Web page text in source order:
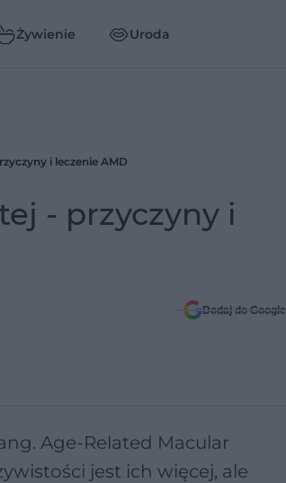
Żywienie Uroda
i leczenie AMD
- przyczyny i
Dodaj do Google
Age-Related Macular
jest ich więcej, ale